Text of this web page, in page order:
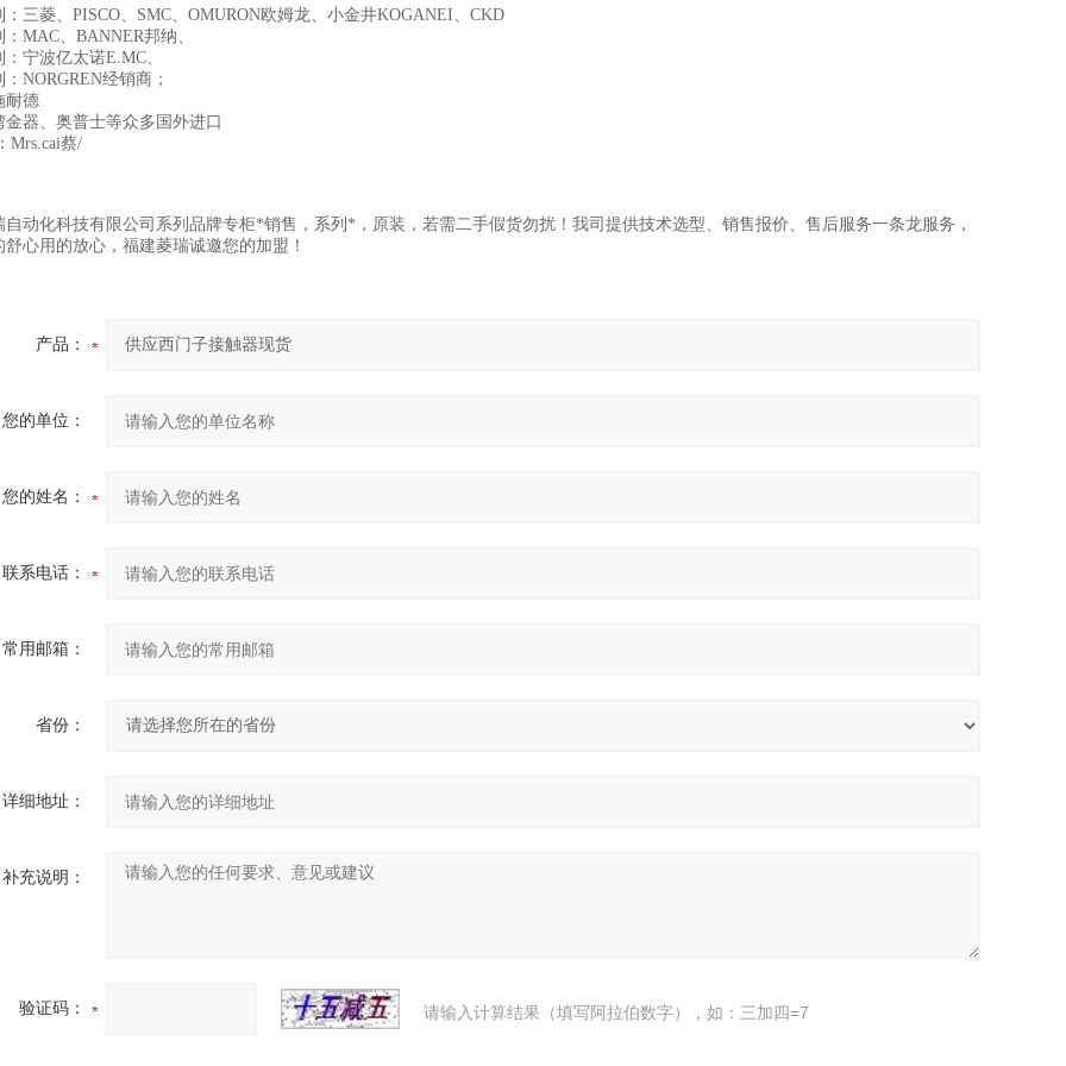
：三菱、PISCO、SMC、OMURON欧姆龙、小金井KOGANEI、CKD
MAC、BANNER邦纳、
宁波亿太诺E.MC、
NORGREN经销商；
耐德
金器、奥普士等众多国外进口
Mrs.cai蔡/
自动化科技有限公司系列品牌专柜*销售，系列*，原装，若需二手假货勿扰！我司提供技术选型、销售报价、售后服务一条龙服务，
舒心用的放心，福建菱瑞诚邀您的加盟！
产品：
您的单位：
您的姓名：
联系电话：
常用邮箱：
省份：
详细地址：
补充说明：
验证码： 请输入计算结果（填写阿拉伯数字），如：三加四=7